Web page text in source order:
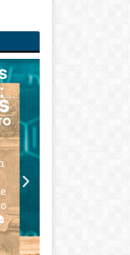
matemáticas
para todos
Notición!! Ya se puede
adquirir nuestro segundo
libro: Unas matemáticas